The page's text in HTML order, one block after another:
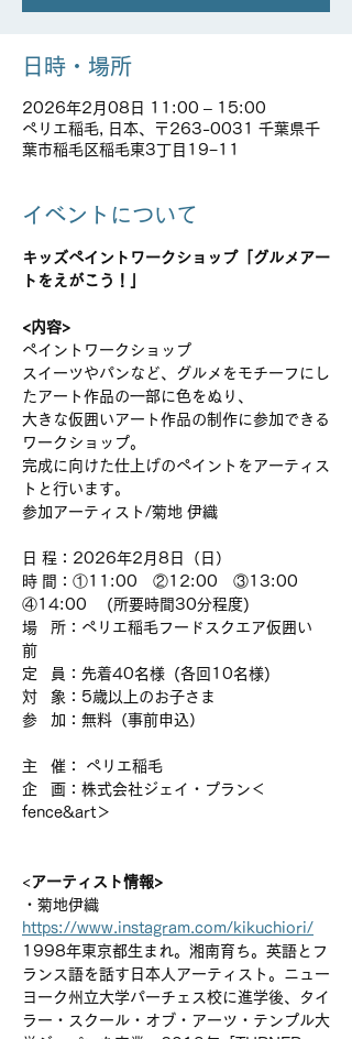
日時・場所
2026年2月08日 11:00 – 15:00
ペリエ稲毛, 日本、〒263-0031 千葉県千
葉市稲毛区稲毛東3丁目19−11
イベントについて
キッズペイントワークショップ「グルメアー
トをえがこう！」
<内容>
ペイントワークショップ
スイーツやパンなど、グルメをモチーフにし
たアート作品の一部に色をぬり、
大きな仮囲いアート作品の制作に参加できる
ワークショップ。
完成に向けた仕上げのペイントをアーティス
トと行います。
参加アーティスト/菊地 伊織
日 程：2026年2月8日（日）
時 間：①11:00　②12:00　③13:00
④14:00 　(所要時間30分程度)
場   所：ペリエ稲毛フードスクエア仮囲い
前
定   員：先着40名様  (各回10名様)
対   象：5歳以上のお子さま
参   加：無料（事前申込）
主   催： ペリエ稲毛
企   画：株式会社ジェイ・プラン＜
fence&art＞
<アーティスト情報>
・菊地伊織
https://www.instagram.com/kikuchiori/
1998年東京都生まれ。湘南育ち。英語とフ
ランス語を話す日本人アーティスト。ニュー
ヨーク州立大学パーチェス校に進学後、タイ
ラー・スクール・オブ・アーツ・テンプル大